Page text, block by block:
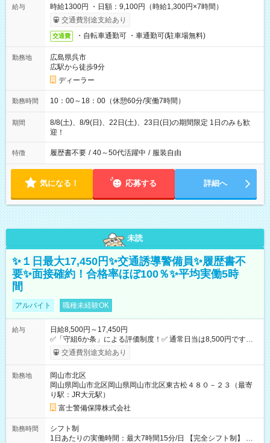
給与
時給1300円 ・日額：9,100円（時給1,300円×7時間）
交通費別途支給あり
交通費 ・自転車通勤可 ・車通勤可(駐車場無料)
勤務地
広島県呉市
広駅から徒歩9分
ディーラー
勤務時間 10：00～18：00（休憩60分/実働7時間）
期間
8/8(土)、8/9(日)、22日(土)、23日(日)の期間限定 1日のみも歓
迎！
特徴 履歴書不要 / 40～50代活躍中 / 服装自由
気になる！ 応募する 詳細へ
未読
✨１日最大17,450円✨交通誘導警備員✨履歴書不
要✨面接確約！合格率ほぼ100％✨平均実働5時
間
アルバイト 職種未経験OK
給与
日給8,500円～17,450円
✅「守組6か条」による評価制度！✅ 通常日当は8,500円ですが
上記評価制度により「S級隊員」と認定されれば10,000円の日当
を支給します。 (1)上記勤務者が交通2級資格者の場合10,000円
14,375円 (3)上記現場が日祝深夜の場合 17,250円 (4)上記勤務
者が現場までの運転者の場合17,250+200円＝17,450円 -----------
------------------------------- *最高日当額 17,450円* （実働時間5
時間の場合、時給3,490円） ------------------------------------------ よ
り上位の資格取得やリーダー手当を取得すると ”さらに”加算さ
れます！ ※日当支給時振込手数料等は一切ありません。 【試用
期間】試用期間なし
交通費別途支給あり
勤務地
岡山市北区
岡山県岡山市北区岡山県岡山市北区東古松４８０－２３（最寄
り駅：JR大元駅）
富士警備保障株式会社
勤務時間
シフト制
1日あたりの実働時間：最大7時間15分/日 【完全シフト制】 例